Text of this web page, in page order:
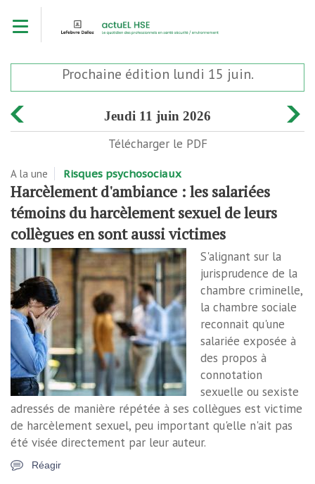
contenu
Prochaine édition lundi 15 juin.
jeudi 11 juin 2026
Télécharger le PDF
A la une Risques psychosociaux
Harcèlement d'ambiance : les salariées
témoins du harcèlement sexuel de leurs
collègues en sont aussi victimes
S'alignant sur la
jurisprudence de la
chambre criminelle,
la chambre sociale
reconnait qu'une
salariée exposée à
des propos à
connotation
sexuelle ou sexiste
adressés de manière répétée à ses collègues est victime
de harcèlement sexuel, peu important qu'elle n'ait pas
été visée directement par leur auteur.
Réagir